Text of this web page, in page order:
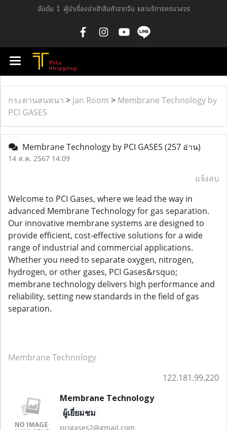
อันดับ 1 ผู้นำเรื่องนำเข้าสินค้าจากจีน และบริการครบวงจร
กระดานสนทนา > Jan Room > Membrane Technology by
PCI GASES
Membrane Technology by PCI GASES (257 อ่าน)
14 ส.ค. 2567 14:09
แจ้งลบ
Welcome to PCI Gases, where we lead the way in
advanced Membrane Technology for gas separation.
Our innovative membrane systems are designed to
provide efficient, cost-effective solutions for a wide
range of industrial and commercial applications.
Whether you need to separate oxygen, nitrogen,
hydrogen, or other gases, PCI Gases&rsquo;
membrane technology delivers high performance and
reliability, setting new standards in the field of gas
separation.
Membrane Technology
122.181.99.220
Membrane Technology
ผู้เยี่ยมชม
pcigases2@gmail.com